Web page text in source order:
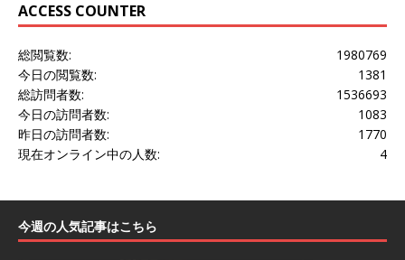
ACCESS COUNTER
1980769
総閲覧数:
1381
今日の閲覧数:
1536693
総訪問者数:
1083
今日の訪問者数:
1770
昨日の訪問者数:
4
現在オンライン中の人数:
今週の人気記事はこちら